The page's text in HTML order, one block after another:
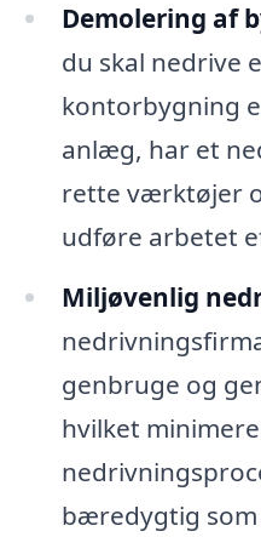
Demolering af
du skal nedrive
kontorbygning
anlæg, har et
rette værktøjer
udføre arbetet
Miljøvenlig
genbruge og
hvilket
bæredygtig som